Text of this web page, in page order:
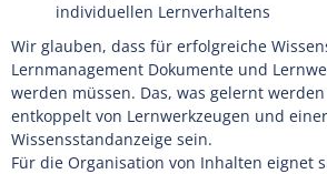
individuellen Lernverhaltens
Wir glauben, dass für erfolgreiche
Lernmanagement Dokumente und
werden müssen. Das, was gelernt
entkoppelt von Lernwerkzeugen und einer
Wissensstandanzeige sein.
Für die Organisation von Inhalten eignet